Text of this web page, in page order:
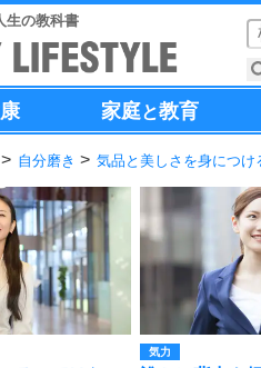
生の教科書
家庭と教育
自分磨き 気品と美しさを身につけ
気力